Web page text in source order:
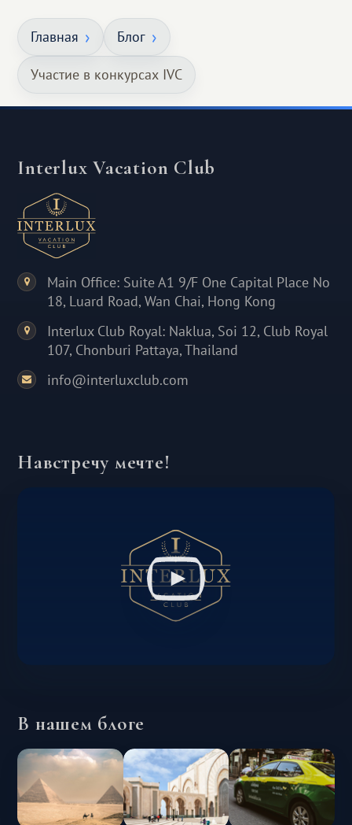
Главная Блог
Участие в конкурсах IVC
Interlux Vacation Club
Main Office: Suite A1 9/F One Capital Place No
18, Luard Road, Wan Chai, Hong Kong
Interlux Club Royal: Naklua, Soi 12, Club Royal
107, Chonburi Pattaya, Thailand
info@interluxclub.com
Навстречу мечте!
В нашем блоге